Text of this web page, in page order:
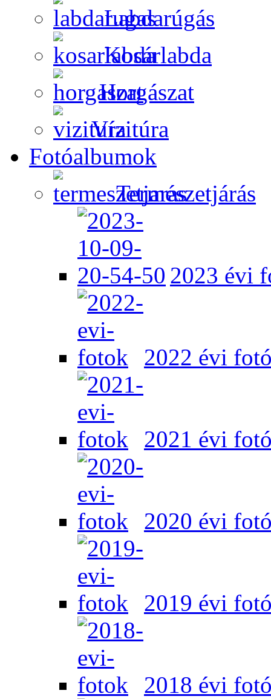
Labdarúgás
Kosárlabda
Horgászat
Vízitúra
Fotóalbumok
Természetjárás
2023 évi
2022 évi
2021 évi
2020 évi
2019 évi
2018 évi